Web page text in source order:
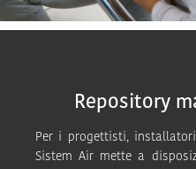
Repository
Per i progettisti,
Sistem Air mette a